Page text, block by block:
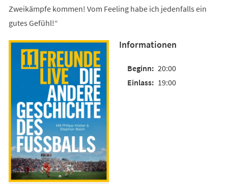
Zweikämpfe kommen! Vom Feeling habe ich jedenfalls ein
gutes Gefühl!“
Informationen
20:00
19:00